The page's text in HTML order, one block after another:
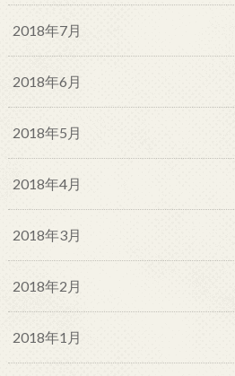
2018年7月
2018年6月
2018年5月
2018年4月
2018年3月
2018年2月
2018年1月